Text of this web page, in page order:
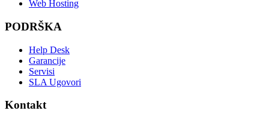
Web Hosting
PODRŠKA
Help Desk
Garancije
Servisi
SLA Ugovori
Kontakt